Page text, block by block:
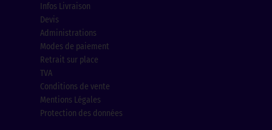
Infos Livraison
Devis
Administrations
Modes de paiement
Retrait sur place
TVA
Conditions de vente
Mentions Légales
Protection des données